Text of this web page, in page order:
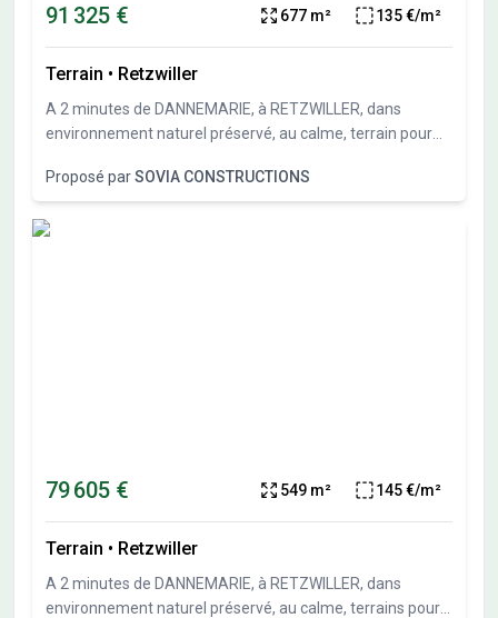
91 325 € 677 m² 135 €/m²
Terrain • Retzwiller
A 2 minutes de DANNEMARIE, à RETZWILLER, dans
environnement naturel préservé, au calme, terrain pour
sol possible et garage en sous-sol possible. Travaux de
viabilités démarrés. Terrais vendu viabilisé, libre de
constructeurs et architectes. Vente directe par
Proposé parSOVIA CONSTRUCTIONS
79 605 € 549 m² 145 €/m²
Terrain • Retzwiller
A 2 minutes de DANNEMARIE, à RETZWILLER, dans
environnement naturel préservé, au calme, terrains pour